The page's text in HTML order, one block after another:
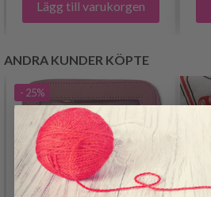
Lägg till varukorgen
ANDRA KUNDER KÖPTE
- 25%